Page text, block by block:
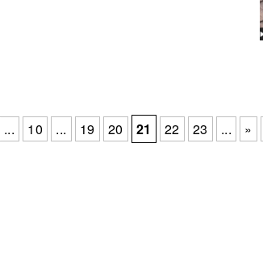
... 10 ... 19 20 21 22 23 ... »